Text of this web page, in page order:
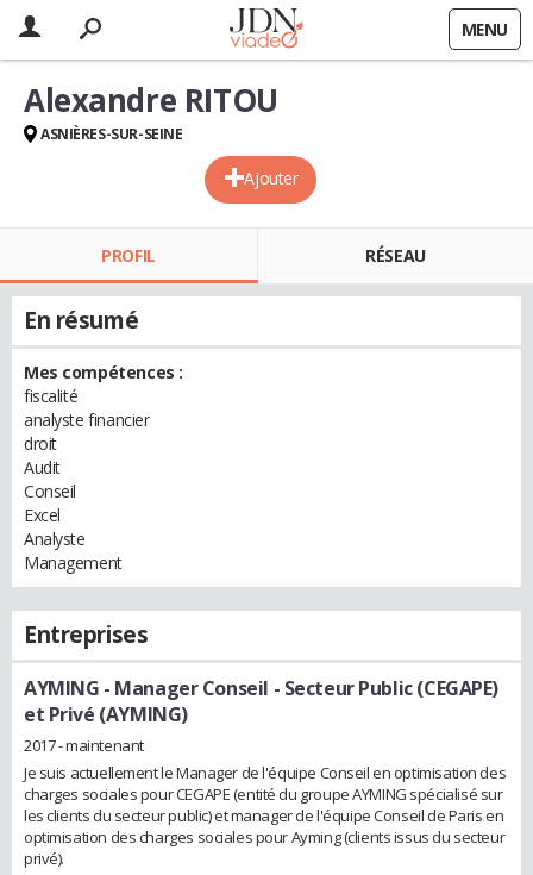
MENU
Ajouter
Alexandre RITOU
ASNIÈRES-SUR-SEINE
PROFIL RÉSEAU
En résumé
Mes compétences :
fiscalité
analyste financier
droit
Audit
Conseil
Excel
Analyste
Management
Entreprises
AYMING - Manager Conseil - Secteur Public (CEGAPE)
et Privé (AYMING)
2017 - maintenant
Je suis actuellement le Manager de l'équipe Conseil en optimisation des
charges sociales pour CEGAPE (entité du groupe AYMING spécialisé sur
les clients du secteur public) et manager de l'équipe Conseil de Paris en
optimisation des charges sociales pour Ayming (clients issus du secteur
privé).